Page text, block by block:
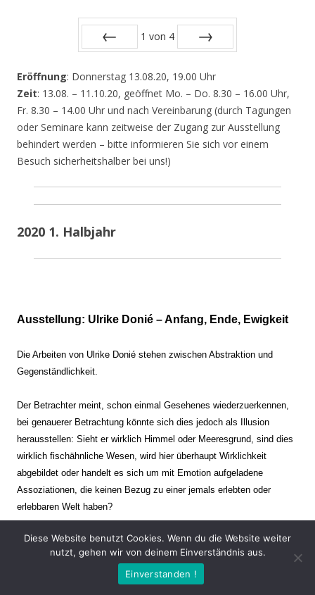
1 von 4
Eröffnung: Donnerstag 13.08.20, 19.00 Uhr
Zeit: 13.08. – 11.10.20, geöffnet Mo. – Do. 8.30 – 16.00 Uhr,
Fr. 8.30 – 14.00 Uhr und nach Vereinbarung (durch Tagungen
oder Seminare kann zeitweise der Zugang zur Ausstellung
behindert werden – bitte informieren Sie sich vor einem
Besuch sicherheitshalber bei uns!)
2020 1. Halbjahr
Ausstellung: Ulrike Donié – Anfang, Ende, Ewigkeit
Die Arbeiten von Ulrike Donié stehen zwischen Abstraktion und
Gegenständlichkeit.
Der Betrachter meint, schon einmal Gesehenes wiederzuerkennen,
bei genauerer Betrachtung könnte sich dies jedoch als Illusion
herausstellen: Sieht er wirklich Himmel oder Meeresgrund, sind dies
wirklich fischähnliche Wesen, wird hier überhaupt Wirklichkeit
abgebildet oder handelt es sich um mit Emotion aufgeladene
Assoziationen, die keinen Bezug zu einer jemals erlebten oder
erlebbaren Welt haben?
Verharren und Dynamik stehen sich dabei gegenüber. Zeit steht still
oder verrinnt im Nu. Es soll dabei eine Spannung, auch farblich, bis
zur Schmerzgrenze erzeugt werden. Die Arbeiten stellen ambivalente
Diese Website benutzt Cookies. Wenn du die Website weiter
nutzt, gehen wir von deinem Einverständnis aus.
Einverstanden !